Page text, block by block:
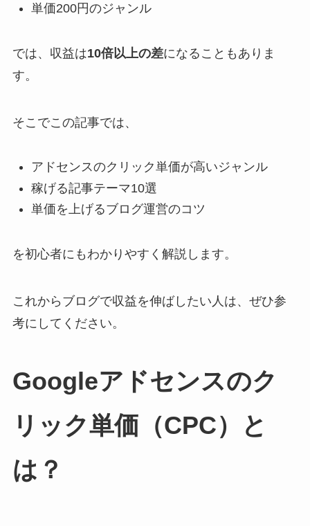
単価200円のジャンル
では、収益は10倍以上の差になることもありま
す。
そこでこの記事では、
アドセンスのクリック単価が高いジャンル
稼げる記事テーマ10選
単価を上げるブログ運営のコツ
を初心者にもわかりやすく解説します。
これからブログで収益を伸ばしたい人は、ぜひ参
考にしてください。
Googleアドセンスのク
リック単価（CPC）と
は？